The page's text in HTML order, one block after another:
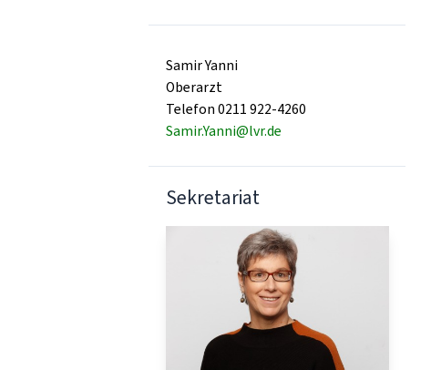
Samir Yanni
Oberarzt
Telefon 0211 922-4260
Samir.Yanni@lvr.de
Sekretariat